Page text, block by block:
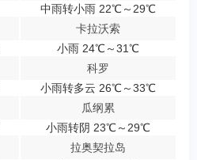
中雨转小雨 22℃～29℃
卡拉沃索
小雨 24℃～31℃
科罗
小雨转多云 26℃～33℃
瓜纲累
小雨转阴 23℃～29℃
拉奥契拉岛